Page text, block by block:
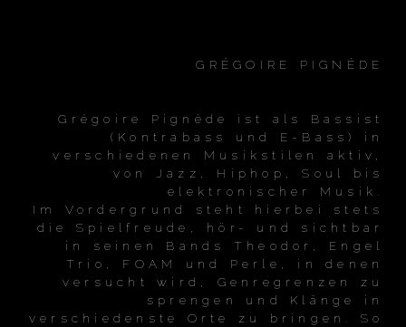
GRÉGOIRE PIGNÈDE
Grégoire Pignède ist als Bassist
(Kontrabass und E-Bass) in
verschiedenen Musikstilen aktiv,
von Jazz, Hiphop, Soul bis
elektronischer Musik.
Im Vordergrund steht hierbei stets
die Spielfreude, hör- und sichtbar
in seinen Bands Theodor, Engel
Trio, FOAM und Perle, in denen
versucht wird, Genregrenzen zu
sprengen und Klänge in
verschiedenste Orte zu bringen. So